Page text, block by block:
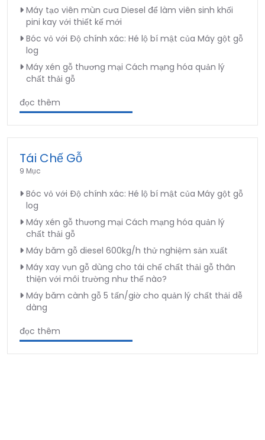
Máy tạo viên mùn cưa Diesel để làm viên sinh khối
pini kay với thiết kế mới
Bóc vỏ với Độ chính xác: Hé lộ bí mật của Máy gột gỗ
log
Máy xén gỗ thương mại Cách mạng hóa quản lý
chất thải gỗ
đọc thêm
Tái Chế Gỗ
9 Mục
Bóc vỏ với Độ chính xác: Hé lộ bí mật của Máy gột gỗ
log
Máy xén gỗ thương mại Cách mạng hóa quản lý
chất thải gỗ
Máy băm gỗ diesel 600kg/h thử nghiệm sản xuất
Máy xay vụn gỗ dùng cho tái chế chất thải gỗ thân
thiện với môi trường như thế nào?
Máy băm cành gỗ 5 tấn/giờ cho quản lý chất thải dễ
dàng
đọc thêm